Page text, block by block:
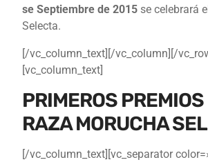
se Septiembre de 2015 se celebrará
Selecta.
[/vc_column_text][/vc_column][/
[vc_column_text]
PRIMEROS
RAZA MORUCHA
[/vc_column_text][vc_separator